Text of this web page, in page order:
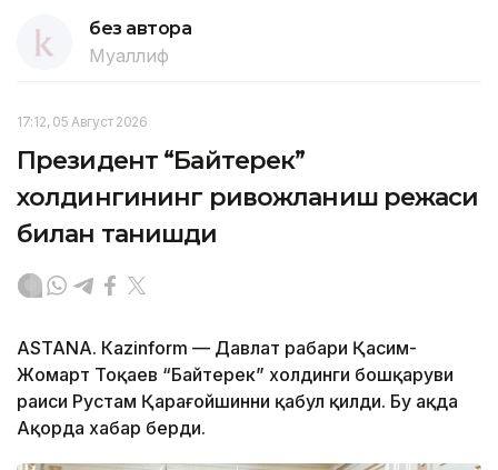
без автора
Муаллиф
17:12, 05 Август 2026
Президент “Байтерек”
холдингининг ривожланиш режаси
билан танишди
ASTANА. Каzinform — Давлат раҳбари Қасим-
Жомарт Тоқаев “Байтерек” холдинги бошқаруви
раиси Рустам Қарағойшинни қабул қилди. Бу ҳақда
Ақорда хабар берди.